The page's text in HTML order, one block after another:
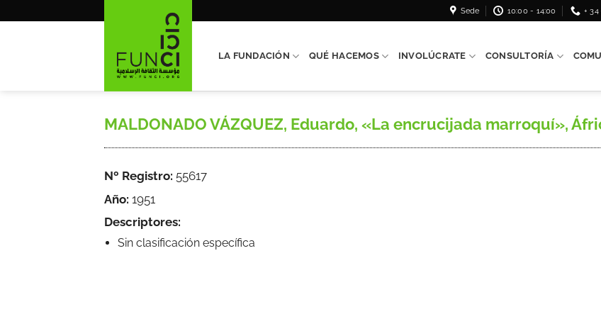
Sede 10:00 - 14:00 +
LA FUNDACIÓN QUÉ HACEMOS INVOLÚCRATE CONSULTORÍA
MALDONADO VÁZQUEZ, Eduardo, «La encrucijada marroquí»,
Nº Registro: 55617
Año: 1951
Descriptores:
Sin clasificación específica